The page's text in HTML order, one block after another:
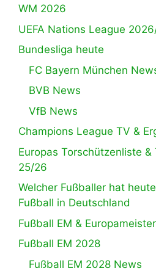
WM 2026
UEFA Nations League
Bundesliga heute
FC Bayern München
BVB News
VfB News
Champions League TV &
Europas Torschützenliste
25/26
Welcher Fußballer hat
Fußball in Deutschland
Fußball EM & Europameister
Fußball EM 2028
Fußball EM 2028 News